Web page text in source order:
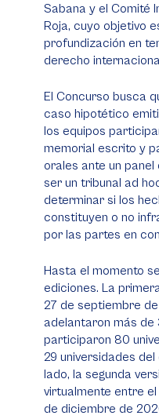
Sabana y el Comité
Roja, cuyo objetivo
profundización en
derecho
El Concurso busca
caso hipotético
los equipos
memorial escrito y
orales ante un
ser un tribunal ad
determinar si los
constituyen o no
por las partes en
Hasta el momento
ediciones. La
27 de septiembre
adelantaron más de
participaron 80
29 universidades
lado, la segunda
virtualmente entre
de diciembre de